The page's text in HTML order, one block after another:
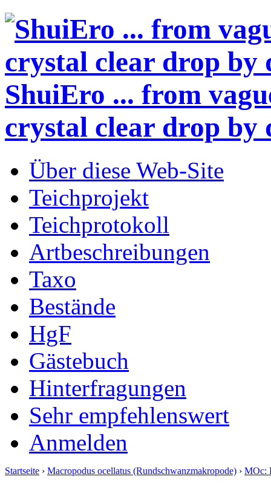
ShuiEro ... from
crystal clear drop by
Über diese Web-Site
Teichprojekt
Teichprotokoll
Artbeschreibungen
Taxo
Bestände
HgF
Gästebuch
Hinterfragungen
Sehr empfehlenswert
Anmelden
Startseite › Macropodus ocellatus (Rundschwanzmakropode) › MOc: